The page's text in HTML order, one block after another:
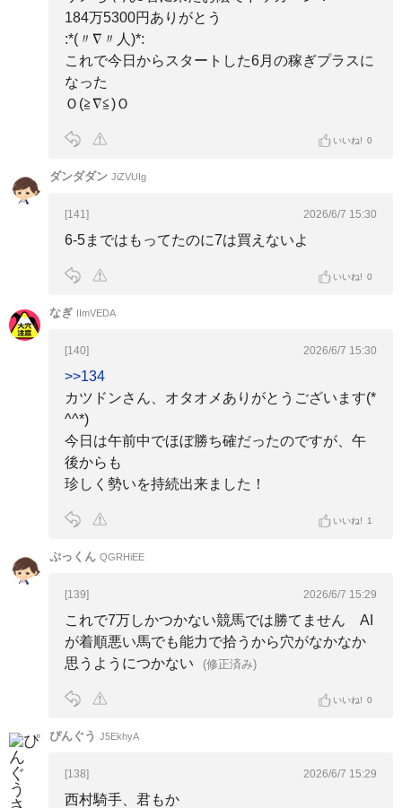
184万5300円ありがとう
:*(〃∇〃人)*:
これで今日からスタートした6月の稼ぎプラスに
なった
Ｏ(≧∇≦)Ｏ
いいね! 0
ダンダダン JiZVUIg
[141] 2026/6/7 15:30
6-5まではもってたのに7は買えないよ
いいね! 0
なぎ IImVEDA
[140] 2026/6/7 15:30
>>134
カツドンさん、オタオメありがとうございます(*
^^*)
今日は午前中でほぼ勝ち確だったのですが、午
後からも
珍しく勢いを持続出来ました！
いいね! 1
ぷっくん QGRHiEE
[139] 2026/6/7 15:29
これで7万しかつかない競馬では勝てません AI
が着順悪い馬でも能力で拾うから穴がなかなか
思うようにつかない
(修正済み)
いいね! 0
ぴんぐう J5EkhyA
[138] 2026/6/7 15:29
西村騎手、君もか